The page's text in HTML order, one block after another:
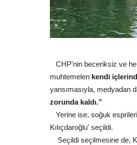
CHP'nin beceriksiz ve
muhtemelen kendi
yansımasıyla, medyadan
zorunda kaldı.”
Yerine ise, soğuk
Kılıçdaroğlu' seçildi.
Seçildi seçilmesine de,